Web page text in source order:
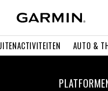
AUTO &